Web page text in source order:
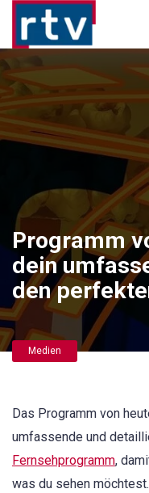
Programm
dein
den
Medien
Das Programm von
umfassende und
Fernsehprogramm,
was du sehen